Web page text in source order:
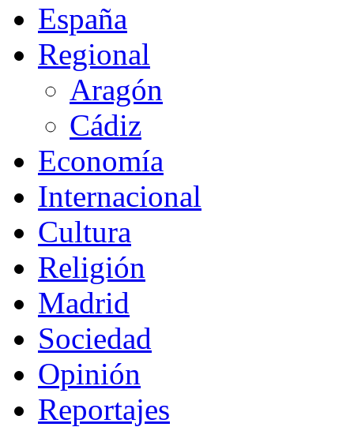
España
Regional
Aragón
Cádiz
Economía
Internacional
Cultura
Religión
Madrid
Sociedad
Opinión
Reportajes